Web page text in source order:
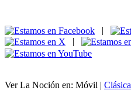
|
|
Ver La Noción en: Móvil | Clásica